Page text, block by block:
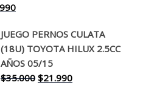
El
actual
es:
$17.990.
JUEGO PERNOS CULATA
(18U) TOYOTA HILUX 2.5CC
AÑOS 05/15
$35.000 El
$21.990El